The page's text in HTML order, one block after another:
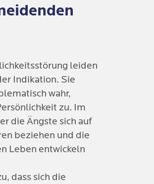
Depressionen
Grundeinstellungen
fehlende Akzeptanz,
Bezugspersonen
der eigenen
der Erkrankung
der daraus
soziale
psychosoziale und
leiden
Indikation. Sie
wahr,
zu. Im
die Ängste sich auf
beziehen und die
Leben entwickeln
dass sich die